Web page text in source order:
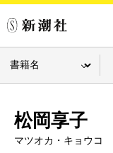
松岡享子
マツオカ・キョウコ